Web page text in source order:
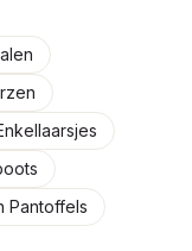
Pantoffels